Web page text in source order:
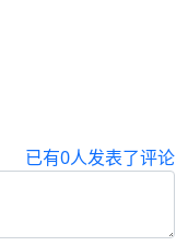
已有0人发表了评论